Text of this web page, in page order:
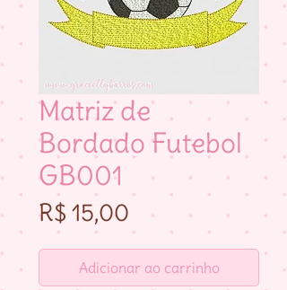
Matriz de
Bordado Futebol
GB001
R$ 15,00 Preço
Adicionar ao carrinho